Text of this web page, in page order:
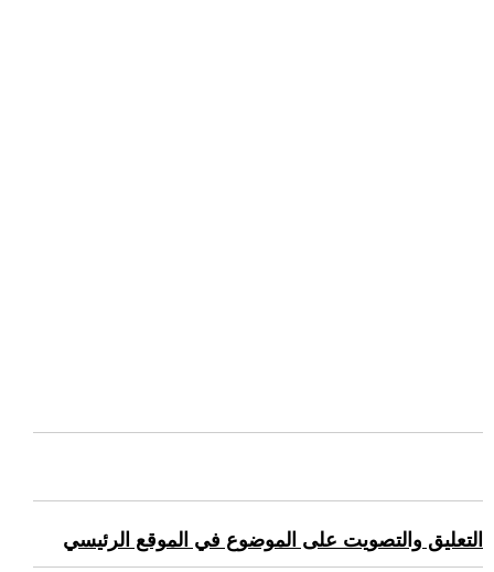
التعليق والتصويت على الموضوع في الموقع الرئيسي